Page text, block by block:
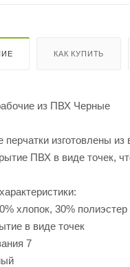
КАК КУПИТЬ
из ПВХ Черные
изготовлены
ПВХ в виде точек,
хлопок, 30% полиэстер
в виде точек
7